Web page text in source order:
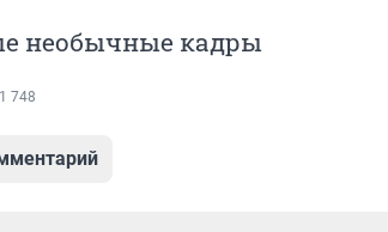
необычные кадры
1 748